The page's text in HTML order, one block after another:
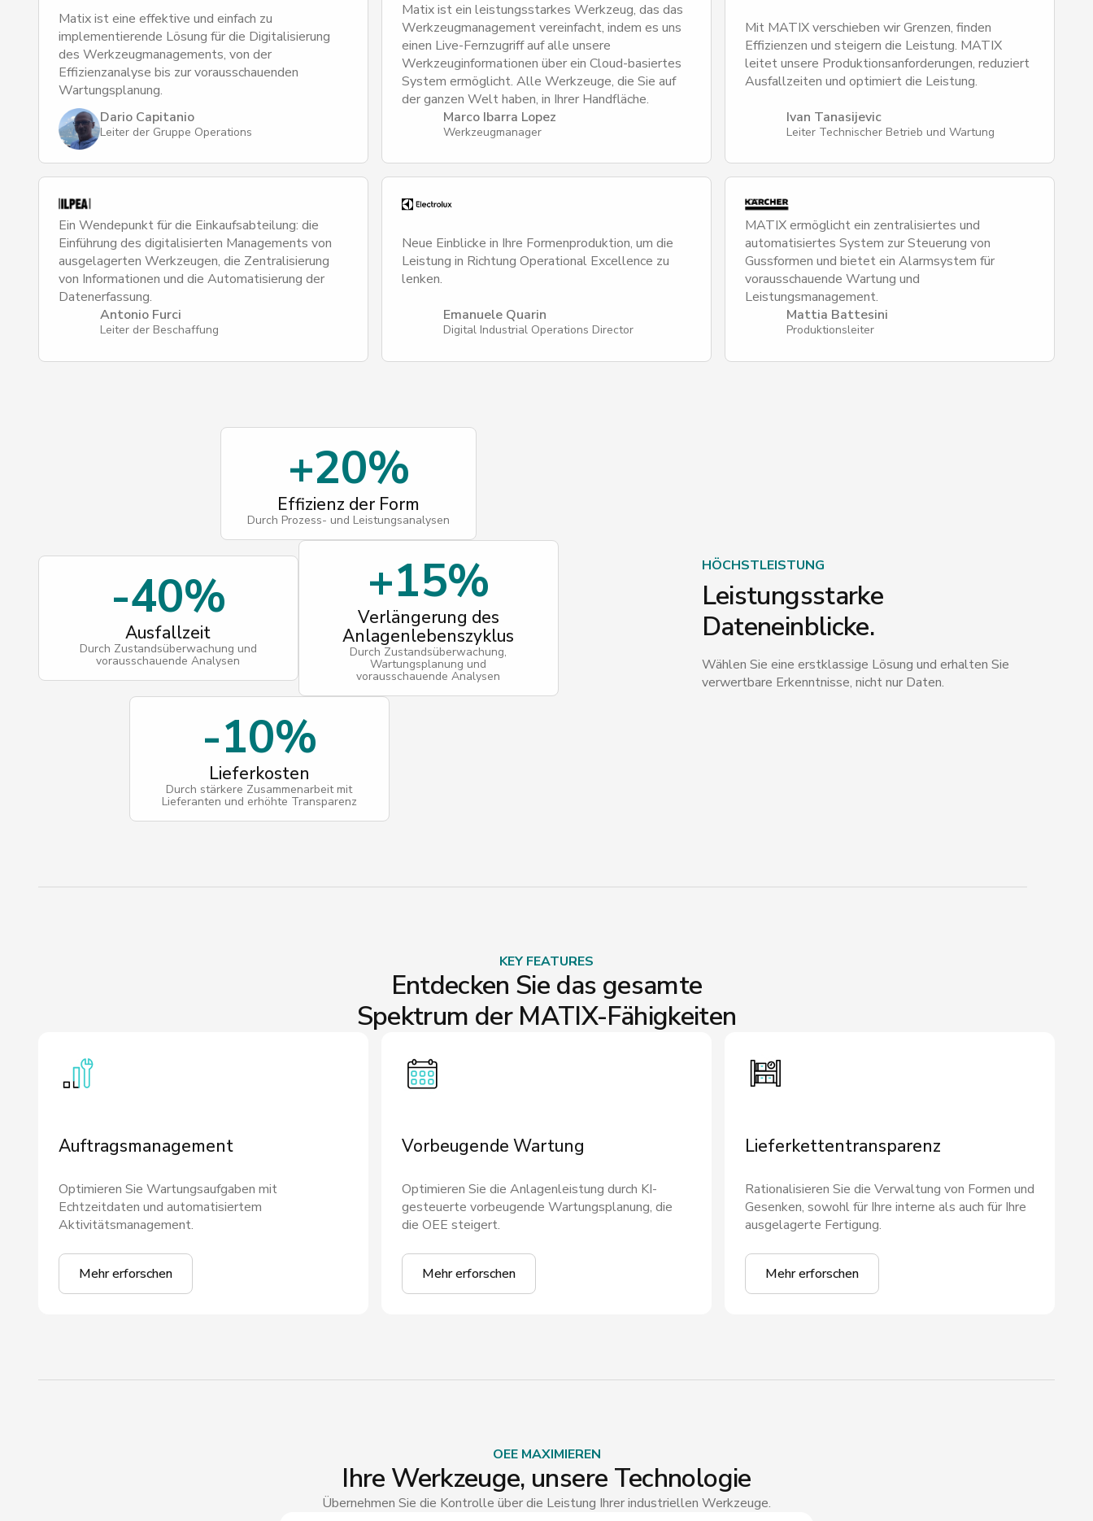
Matix ist eine effektive und einfach zu
implementierende Lösung für die Digitalisierung
des Werkzeugmanagements, von der
Effizienzanalyse bis zur vorausschauenden
Wartungsplanung.
Dario Capitanio
Leiter der Gruppe Operations
Matix ist ein leistungsstarkes Werkzeug, das das
Werkzeugmanagement vereinfacht, indem es uns
einen Live-Fernzugriff auf alle unsere
Werkzeuginformationen über ein Cloud-basiertes
System ermöglicht. Alle Werkzeuge, die Sie auf
der ganzen Welt haben, in Ihrer Handfläche.
Marco Ibarra Lopez
Werkzeugmanager
Mit MATIX verschieben wir Grenzen, finden
Effizienzen und steigern die Leistung. MATIX
leitet unsere Produktionsanforderungen, reduziert
Ausfallzeiten und optimiert die Leistung.
Ivan Tanasijevic
Leiter Technischer Betrieb und Wartung
Ein Wendepunkt für die Einkaufsabteilung: die
Einführung des digitalisierten Managements von
ausgelagerten Werkzeugen, die Zentralisierung
von Informationen und die Automatisierung der
Datenerfassung.
Antonio Furci
Leiter der Beschaffung
Neue Einblicke in Ihre Formenproduktion, um die
Leistung in Richtung Operational Excellence zu
lenken.
Emanuele Quarin
Digital Industrial Operations Director
MATIX ermöglicht ein zentralisiertes und
automatisiertes System zur Steuerung von
Gussformen und bietet ein Alarmsystem für
vorausschauende Wartung und
Leistungsmanagement.
Mattia Battesini
Produktionsleiter
+20%
Effizienz der Form
Durch Prozess- und Leistungsanalysen
-40%
Ausfallzeit
Durch Zustandsüberwachung und
vorausschauende Analysen
+15%
Verlängerung des
Anlagenlebenszyklus
Durch Zustandsüberwachung,
Wartungsplanung und
vorausschauende Analysen
-10%
Lieferkosten
Durch stärkere Zusammenarbeit mit
Lieferanten und erhöhte Transparenz
HÖCHSTLEISTUNG
Leistungsstarke
Dateneinblicke.
Wählen Sie eine erstklassige Lösung und erhalten Sie
verwertbare Erkenntnisse, nicht nur Daten.
KEY FEATURES
Entdecken Sie das gesamte
Spektrum der MATIX-Fähigkeiten
Auftragsmanagement
Optimieren Sie Wartungsaufgaben mit
Echtzeitdaten und automatisiertem
Aktivitätsmanagement.
Mehr erforschen
Vorbeugende Wartung
Optimieren Sie die Anlagenleistung durch KI-
gesteuerte vorbeugende Wartungsplanung, die
die OEE steigert.
Mehr erforschen
Lieferkettentransparenz
Rationalisieren Sie die Verwaltung von Formen und
Gesenken, sowohl für Ihre interne als auch für Ihre
ausgelagerte Fertigung.
Mehr erforschen
OEE MAXIMIEREN
Ihre Werkzeuge, unsere Technologie
Übernehmen Sie die Kontrolle über die Leistung Ihrer industriellen Werkzeuge.